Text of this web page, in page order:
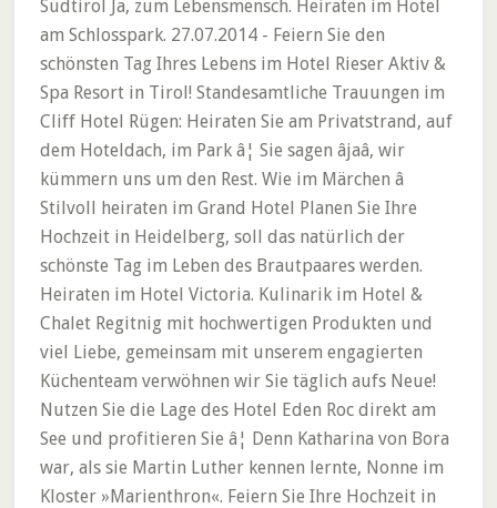
Südtirol Ja, zum Lebensmensch. Heiraten im Hotel
am Schlosspark. 27.07.2014 - Feiern Sie den
schönsten Tag Ihres Lebens im Hotel Rieser Aktiv &
Spa Resort in Tirol! Standesamtliche Trauungen im
Cliff Hotel Rügen: Heiraten Sie am Privatstrand, auf
dem Hoteldach, im Park â¦ Sie sagen âjaâ, wir
kümmern uns um den Rest. Wie im Märchen â
Stilvoll heiraten im Grand Hotel Planen Sie Ihre
Hochzeit in Heidelberg, soll das natürlich der
schönste Tag im Leben des Brautpaares werden.
Heiraten im Hotel Victoria. Kulinarik im Hotel &
Chalet Regitnig mit hochwertigen Produkten und
viel Liebe, gemeinsam mit unserem engagierten
Küchenteam verwöhnen wir Sie täglich aufs Neue!
Nutzen Sie die Lage des Hotel Eden Roc direkt am
See und profitieren Sie â¦ Denn Katharina von Bora
war, als sie Martin Luther kennen lernte, Nonne im
Kloster »Marienthron«. Feiern Sie Ihre Hochzeit in